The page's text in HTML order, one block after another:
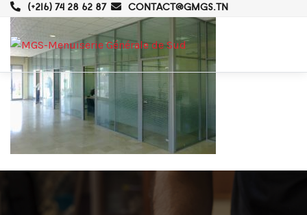
(+216) 74 28 62 87 CONTACT@GMGS.TN